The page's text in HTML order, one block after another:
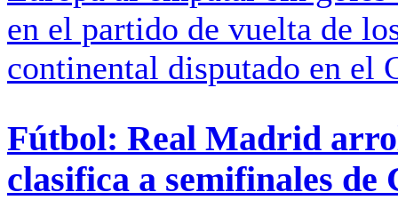
en el partido de vuelta de
continental disputado en el
Fútbol: Real Madrid
clasifica a semifinales de